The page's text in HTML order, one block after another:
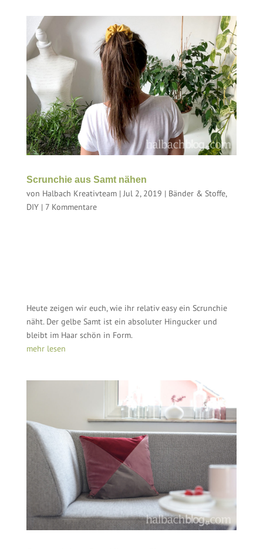
Scrunchie aus Samt nähen
von Halbach Kreativteam|Jul 2, 2019 | Bänder & Stoffe,
DIY| 7 Kommentare
Heute zeigen wir euch, wie ihr relativ easy ein Scrunchie
näht. Der gelbe Samt ist ein absoluter Hingucker und
bleibt im Haar schön in Form.
mehr lesen